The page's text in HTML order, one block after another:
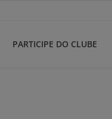
PARTICIPE DO CLUBE